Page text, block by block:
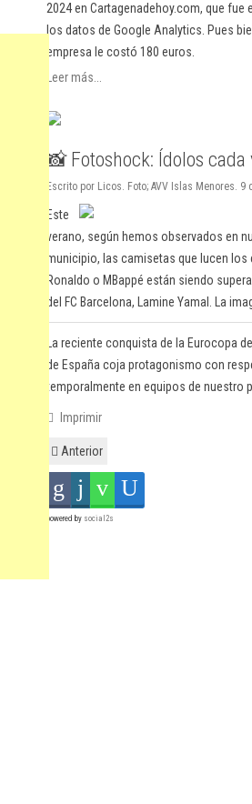
2024 en Cartagenadehoy.com, que
los datos de Google Analytics. Pues
empresa le costó 180 euros.
Leer más...
📸 Fotoshock: Ídolos
Escrito por Licos. Foto; AVV Islas Menores. 9
Este
verano, según hemos observados en
municipio, las camisetas que lucen
Ronaldo o MBappé están siendo
del FC Barcelona, Lamine Yamal. La
La reciente conquista de la Eurocopa
de España coja protagonismo con
temporalmente en equipos de nuestro
Imprimir
Anterior
powered by social2s